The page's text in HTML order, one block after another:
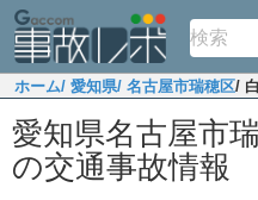
ホーム/ 愛知県/ 名古屋市瑞穂区/
愛知県名古屋市
の交通事故情報